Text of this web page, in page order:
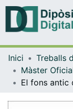
Inici
Treballs